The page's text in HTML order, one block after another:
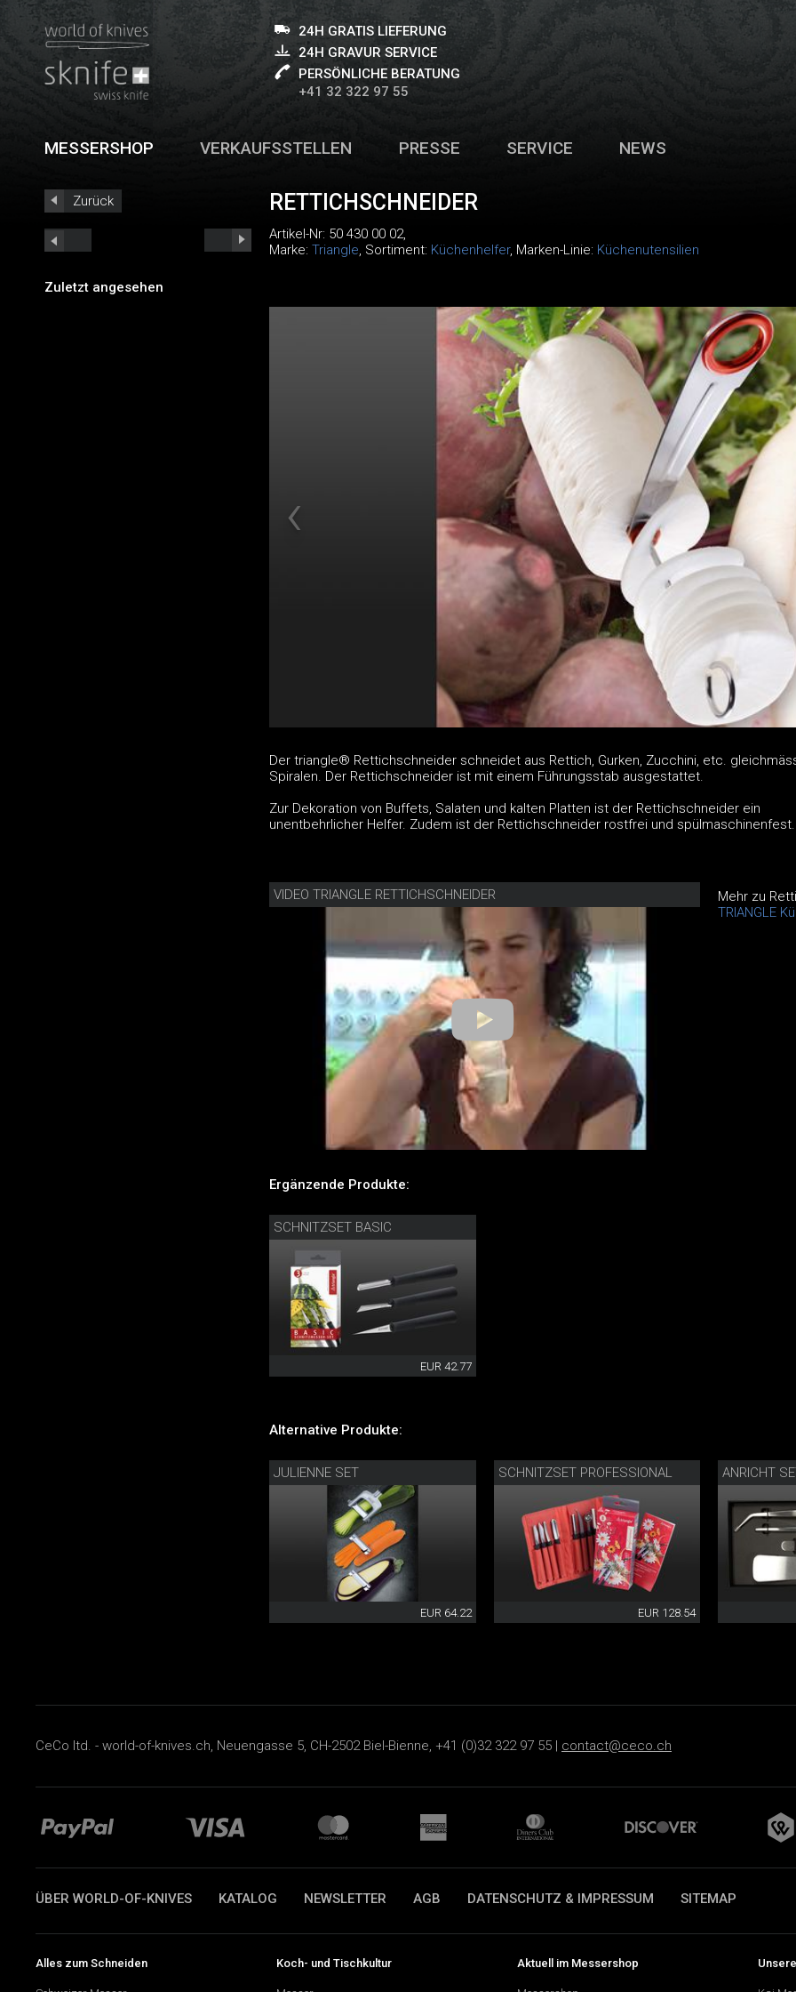
24H GRATIS LIEFERUNG
24H GRAVUR SERVICE
PERSÖNLICHE BERATUNG
+41 32 322 97 55
MESSERSHOP VERKAUFSSTELLEN PRESSE SERVICE NEWS
Zurück
Zuletzt angesehen
RETTICHSCHNEIDER
Artikel-Nr: 50 430 00 02,
Marke: Triangle, Sortiment: Küchenhelfer, Marken-Linie: Küchenutensilien
Der triangle® Rettichschneider schneidet aus Rettich, Gurken, Zucchini, etc.
Spiralen. Der Rettichschneider ist mit einem Führungsstab ausgestattet.
Zur Dekoration von Buffets, Salaten und kalten Platten ist der Rettichschneider ein
unentbehrlicher Helfer. Zudem ist der Rettichschneider rostfrei und spülmaschinenfest.
VIDEO TRIANGLE RETTICHSCHNEIDER
Mehr zu
TRIANGLE
Ergänzende Produkte:
SCHNITZSET BASIC
EUR 42.77
Alternative Produkte:
JULIENNE SET
EUR 64.22
SCHNITZSET PROFESSIONAL
EUR 128.54
ANRICHT
CeCo ltd. - world-of-knives.ch, Neuengasse 5, CH-2502 Biel-Bienne, +41 (0)32 322 97 55 | contact@ceco.ch
ÜBER WORLD-OF-KNIVES KATALOG NEWSLETTER AGB DATENSCHUTZ & IMPRESSUM SITEMAP
Alles zum Schneiden Koch- und Tischkultur Aktuell im Messershop